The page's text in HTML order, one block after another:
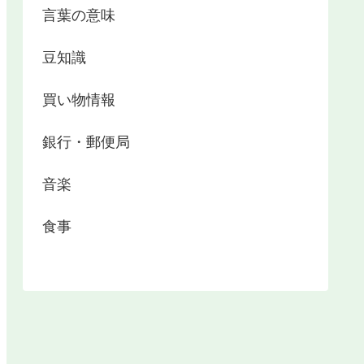
言葉の意味
豆知識
買い物情報
銀行・郵便局
音楽
食事